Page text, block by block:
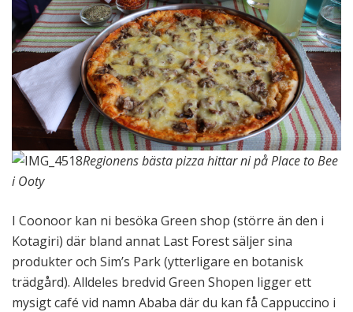
Regionens bästa pizza hittar ni på Place to Bee
i Ooty
I Coonoor kan ni besöka Green shop (större än den i
Kotagiri) där bland annat Last Forest säljer sina
produkter och Sim’s Park (ytterligare en botanisk
trädgård). Alldeles bredvid Green Shopen ligger ett
mysigt café vid namn Ababa där du kan få Cappuccino i